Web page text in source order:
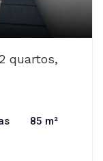
quartos,
85 m²